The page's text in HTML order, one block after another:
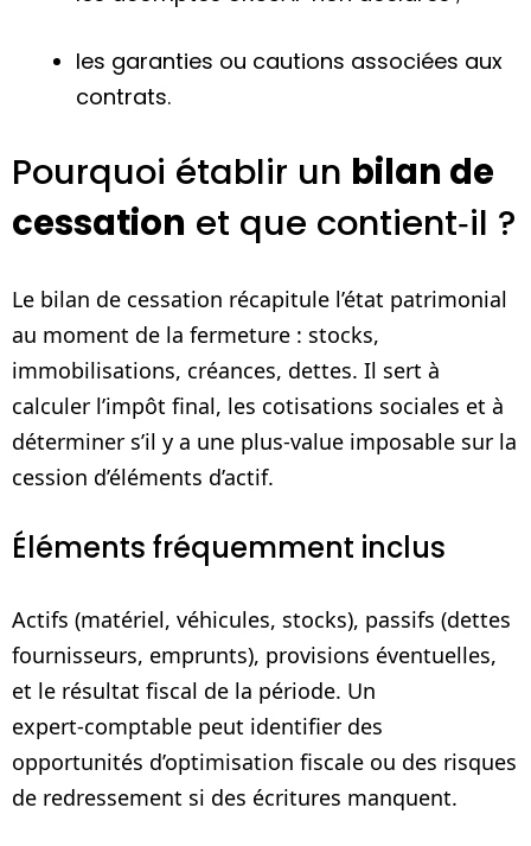
les garanties ou cautions associées aux
contrats.
Pourquoi établir un bilan de
cessation et que contient‑il ?
Le bilan de cessation récapitule l’état patrimonial
au moment de la fermeture : stocks,
immobilisations, créances, dettes. Il sert à
calculer l’impôt final, les cotisations sociales et à
déterminer s’il y a une plus‑value imposable sur la
cession d’éléments d’actif.
Éléments fréquemment inclus
Actifs (matériel, véhicules, stocks), passifs (dettes
fournisseurs, emprunts), provisions éventuelles,
et le résultat fiscal de la période. Un
expert‑comptable peut identifier des
opportunités d’optimisation fiscale ou des risques
de redressement si des écritures manquent.